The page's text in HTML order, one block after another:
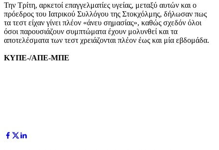
Την Τρίτη, αρκετοί επαγγελματίες υγείας, μεταξύ αυτών και ο
πρόεδρος του Ιατρικού Συλλόγου της Στοκχόλμης, δήλωσαν πως
τα τεστ είχαν γίνει πλέον «άνευ σημασίας», καθώς σχεδόν όλοι
όσοι παρουσιάζουν συμπτώματα έχουν μολυνθεί και τα
αποτελέσματα των τεστ χρειάζονται πλέον έως και μία εβδομάδα.
ΚΥΠΕ-/ΑΠΕ-ΜΠΕ